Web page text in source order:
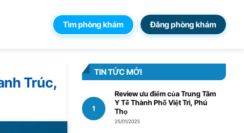
Tìm phòng khám Đăng phòng khám
Trúc,
TIN TỨC MỚI
Review ưu điểm của Trung Tâm
Y Tế Thành Phố Việt Trì, Phú
Thọ
25/01/2025